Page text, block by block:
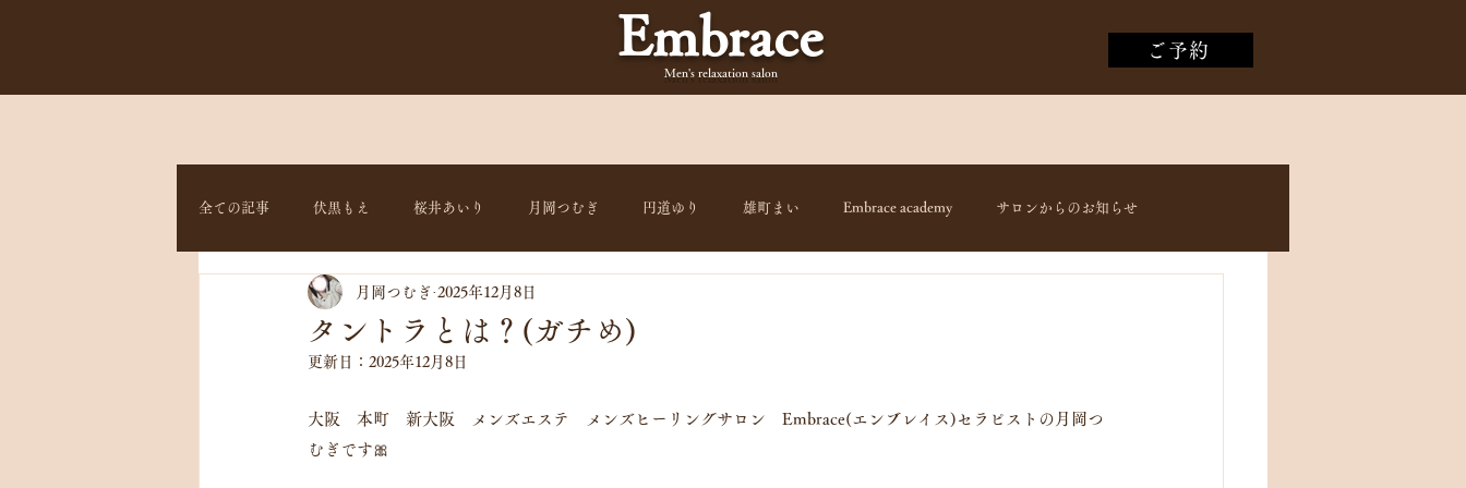
Embrace
Men's relaxation salon
ご予約
全ての記事 伏黒もえ 桜井あいり 月岡つむぎ 円道ゆり 雄町まい Embrace academy サロンからのお知らせ
タントラとは？(ガチめ)
月岡つむぎ 2025年12月8日
更新日： 2025年12月8日
大阪　本町　新大阪　メンズエステ　メンズヒーリングサロン　Embrace(エンブレイス)セラピストの月岡つ
むぎです🎀